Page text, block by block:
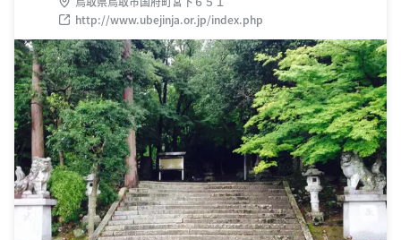
http://www.ubejinja.or.jp/index.php